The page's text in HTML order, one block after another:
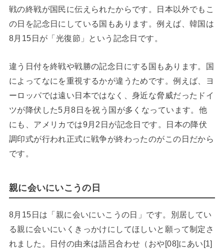
戦の終戦が国民に伝えられたからです。日本以外でもこ
の日を記念日にしている国もあります。例えば、韓国は
8月15日が「光復節」という記念日です。
違う日付を終戦や戦勝の記念日にする国もあります。国
によってなにを重視するかが違うためです。例えば、ヨ
ーロッパでは遠い日本ではなく、身近な脅威だったドイ
ツが降伏した5月8日を祝う国が多くなっています。他
にも、アメリカでは9月2日が記念日です。日本の降伏
調印式が行われ正式に戦争が終わったのがこの日だから
です。
親に会いにいこうの日
8月15日は「親に会いにいこうの日」です。別居してい
る親に会いにいくきっかけにしてほしいと願って制定さ
れました。日付の由来は語呂合わせ（おや[08]にあい[1]